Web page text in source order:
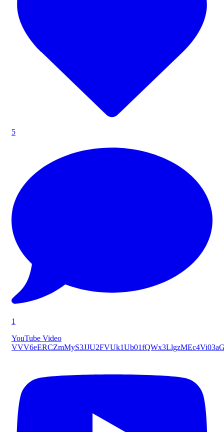
5
1
YouTube Video